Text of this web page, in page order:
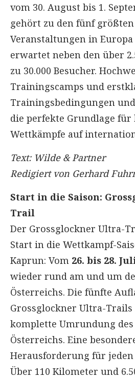
vom 30. August bis 1.
gehört zu den fünf größten
Veranstaltungen in Europa
erwartet neben den über
zu 30.000 Besucher.
Trainingscamps und
Trainingsbedingungen
die perfekte Grundlage für
Wettkämpfe auf
Text: Wilde & Partner
Redigiert von Gerhard
Start in die Saison:
Trail
Der Grossglockner Ultra-
Start in die Wettkampf-
Kaprun: Vom 26. bis 28.
wieder rund am und um
Österreichs. Die fünfte
Grossglockner Ultra-
komplette Umrundung des
Österreichs. Eine
Herausforderung für
Über 110 Kilometer und